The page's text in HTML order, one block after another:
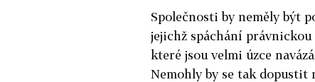
Společnosti by neměly být
jejichž spáchání právnickou
které jsou velmi úzce
Nemohly by se tak